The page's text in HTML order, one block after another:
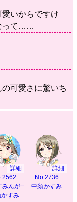
いからですけ
って……
の可愛さに驚いち
詳細
みんが一番】
すみ
詳細
No.2736
中須かすみ